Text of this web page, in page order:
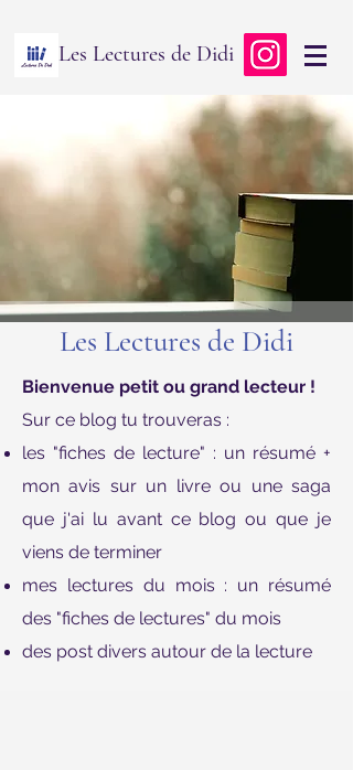
Les Lectures de Didi
Les Lectures de Didi
Bienvenue petit ou grand lecteur !
Sur ce blog tu trouveras :
les "fiches de lecture" : un résumé +
mon avis sur un livre ou une saga
que j'ai lu avant ce blog ou que je
viens de terminer
mes lectures du mois : un résumé
des "fiches de lectures" du mois
des post divers autour de la lecture